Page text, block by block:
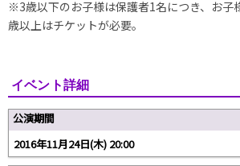
※3歳以下のお子様は保護者1名につき、お子
歳以上はチケットが必要。
イベント詳細
公演期間
2016年11月24日(木) 20:00